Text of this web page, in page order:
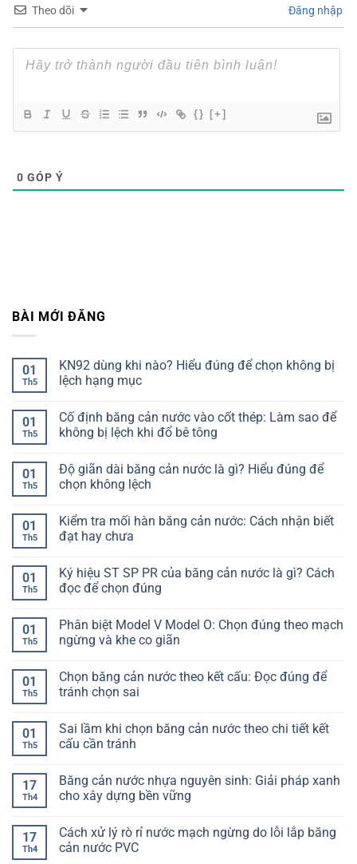
Theo dõi Đăng nhập
{} [+]
0 GÓP Ý
BÀI MỚI ĐĂNG
01
Th5
KN92 dùng khi nào? Hiểu đúng để chọn không bị
lệch hạng mục
bình
luận
ở
khi
nào?
Hiểu
chọn
không
bị
mục
01
Th5
Cố định băng cản nước vào cốt thép: Làm sao để
không bị lệch khi đổ bê tông
bình
luận
ở
băng
cản
nước
thép:
Làm
sao
bị
lệch
khi
tông
01
Th5
Độ giãn dài băng cản nước là gì? Hiểu đúng để
chọn không lệch
bình
luận
ở
dài
băng
cản
gì?
Hiểu
đúng
không
lệch
01
Th5
Kiểm tra mối hàn băng cản nước: Cách nhận biết
đạt hay chưa
bình
luận
ở
mối
hàn
băng
Cách
nhận
biết
chưa
01
Th5
Ký hiệu ST SP PR của băng cản nước là gì? Cách
đọc để chọn đúng
bình
luận
ở
ST
SP
PR
cản
nước
là
đọc
để
chọn
01
Th5
Phân biệt Model V Model O: Chọn đúng theo mạch
ngừng và khe co giãn
bình
luận
ở
Model
V
Model
đúng
theo
mạch
khe
co
giãn
01
Th5
Chọn băng cản nước theo kết cấu: Đọc đúng để
tránh chọn sai
bình
luận
ở
cản
nước
theo
Đọc
đúng
để
01
Th5
Sai lầm khi chọn băng cản nước theo chi tiết kết
cấu cần tránh
bình
luận
ở
khi
chọn
băng
17
Th4
Băng cản nước nhựa nguyên sinh: Giải pháp xanh
cho xây dựng bền vững
bình
luận
ở
17
Th4
Cách xử lý rò rỉ nước mạch ngừng do lỗi lắp băng
cản nước PVC